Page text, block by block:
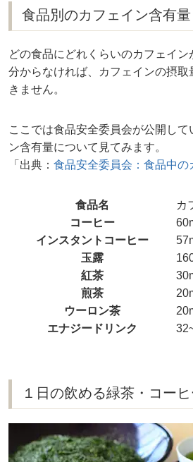
食品別のカフェイン含有量
どの食品にどれくらいのカフェイ
分からなければ、カフェインの摂
きません。
ここでは食品安全委員会が公開して
ン含有量について見てみます。
「出典： 食品安全委員会：食品中の
食品名
カ
コーヒー
インスタントコーヒー
玉露
紅茶
煎茶
ウーロン茶
エナジードリンク
１日の飲める緑茶・コー